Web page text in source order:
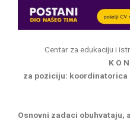
Centar za edukaciju i
K O
za poziciju: koordinatorica
Osnovni zadaci obuhvataju,